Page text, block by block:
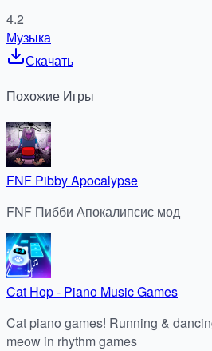
4.2
Музыка
Скачать
Похожие Игры
FNF Pibby Apocalypse
FNF Пибби Апокалипсис мод
Cat Hop - Piano Music Games
Cat piano games! Running &
meow in rhythm games